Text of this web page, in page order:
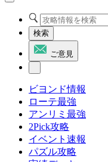
検索
ご意見
ビヨンド情報
ローテ最強
アンリミ最強
2Pick攻略
イベント速報
パズル攻略